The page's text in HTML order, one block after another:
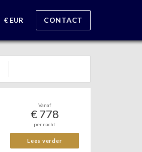
€ EUR CONTACT
Vanaf
€ 778
per nacht
Lees verder